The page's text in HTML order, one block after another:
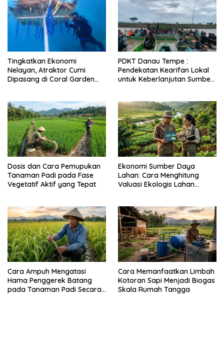
Tingkatkan Ekonomi
Nelayan, Atraktor Cumi
Dipasang di Coral Garden
PDKT Danau Tempe :
Pendekatan Kearifan Lokal
untuk Keberlanjutan Sumber
Dosis dan Cara Pemupukan
Tanaman Padi pada Fase
Vegetatif Aktif yang Tepat
Ekonomi Sumber Daya
Lahan: Cara Menghitung
Valuasi Ekologis Lahan
Cara Ampuh Mengatasi
Hama Penggerek Batang
pada Tanaman Padi Secara
Cara Memanfaatkan Limbah
Kotoran Sapi Menjadi Biogas
Skala Rumah Tangga